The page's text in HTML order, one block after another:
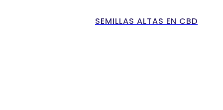
SEMILLAS ALTAS EN CBD